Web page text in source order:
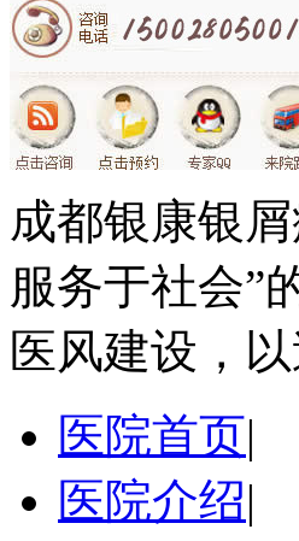
成都银康银
服务于社会”
医风建设，
医院首页|
医院介绍|